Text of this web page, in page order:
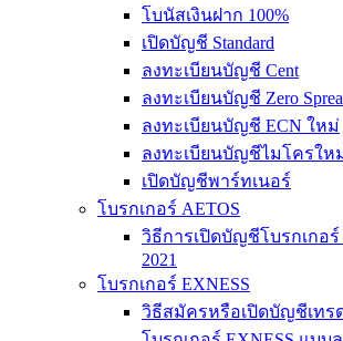
โบนัสเงินฝาก 100%
เปิดบัญชี Standard
ลงทะเบียนบัญชี Cent
ลงทะเบียนบัญชี Zero
ลงทะเบียนบัญชี ECN ใหม่
ลงทะเบียนบัญชีไมโครให
เปิดบัญชีพาร์ทเนอร์
โบรกเกอร์ AETOS
วิธีการเปิดบัญชีโบรกเกอร์
2021
โบรกเกอร์ EXNESS
วิธีสมัครหรือเปิดบัญชีเทร